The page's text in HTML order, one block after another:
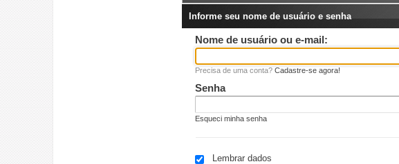
Informe seu nome de usuário e senha
Nome de usuário ou e-mail:
Precisa de uma conta? Cadastre-se agora!
Senha
Esqueci minha senha
Lembrar dados